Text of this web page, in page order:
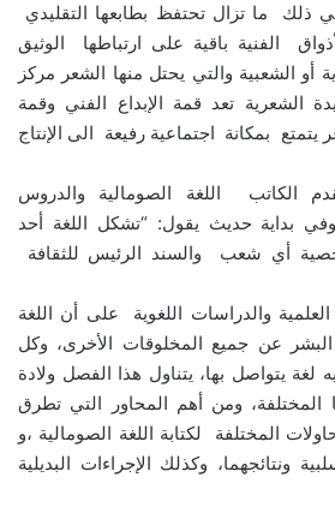
ذلك ما تزال تحتفظ بطابعها التقليدي
الفنية باقية على ارتباطها الوثيق
أو الشعبية والتي يحتل منها الشعر مركز
الشعرية تعد قمة الإبداع الفني وقمة
يتمتع بمكانة اجتماعية رفيعة الى الإنتاج
الكاتب اللغة الصومالية والدروس
بداية حديث يقول: “تشكل اللغة أحد
أي شعب والسند الرئيس للثقافة
والدراسات اللغوية على أن اللغة
عن جميع المخلوقات الأخرى، وكل
يتواصل بها، يتناول هذا الفصل ولادة
المختلفة، ومن أهم المحاور التي تطرق
المختلفة لكتابة اللغة الصومالية ،و
ونتائجهما، وكذلك الإجراءات البديلية